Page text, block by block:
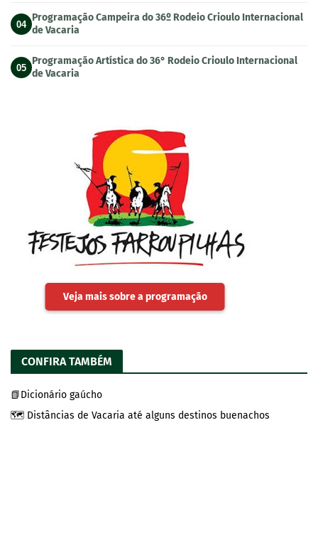
04
Programação Campeira do 36º Rodeio Crioulo Internacional
de Vacaria
05
Programação Artística do 36° Rodeio Crioulo Internacional
de Vacaria
Veja mais sobre a programação
CONFIRA TAMBÉM
📗Dicionário gaúcho
🗺️ Distâncias de Vacaria até alguns destinos buenachos